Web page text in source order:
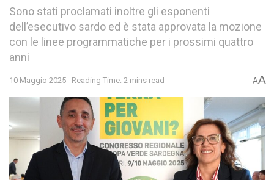
Sono stati proclamati inoltre gli esponenti
dell’esecutivo sardo ed è stata approvata la mozione
con le linee programmatiche per i prossimi quattro
anni
10 Maggio 2025 Reading Time: 2 mins read AA